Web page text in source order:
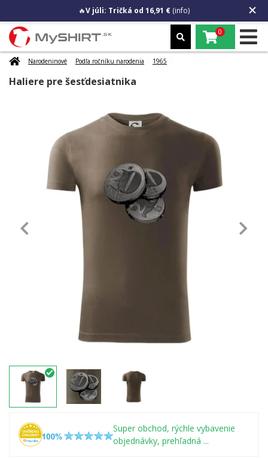
🔥V júli: Tričká od 16,91 € (info)
0
Narodeninové Podľa ročníku narodenia 1965
Haliere pre šesťdesiatnika
Super obchod, rýchle vybavenie
objednávky, prehľadná ...